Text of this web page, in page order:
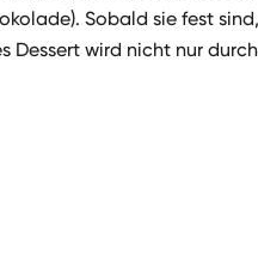
Sobald sie fest
wird nicht nur